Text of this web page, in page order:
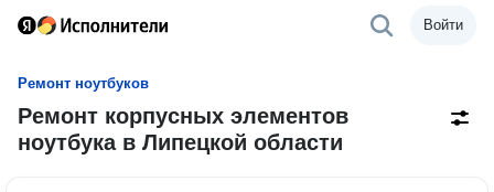
Войти
Ремонт ноутбуков
Ремонт корпусных элементов
ноутбука в Липецкой области